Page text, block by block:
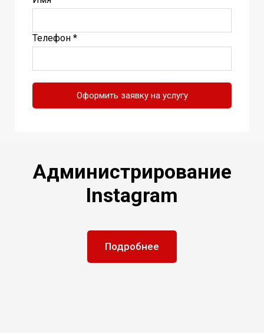
Телефон *
Оформить заявку на услугу
Администрирование
Instagram
Подробнее